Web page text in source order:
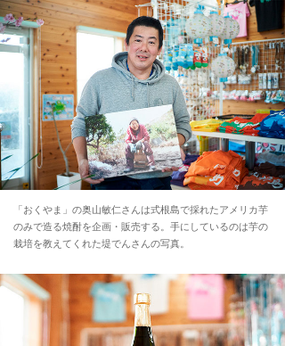
「おくやま」の奥山敏仁さんは式根島で採れたアメリカ芋
のみで造る焼酎を企画・販売する。手にしているのは芋の
栽培を教えてくれた堤でんさんの写真。